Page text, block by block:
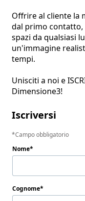
Offrire al cliente la
dal primo
spazi da qualsiasi
un'immagine
tempi.
Unisciti a noi e
Dimensione3!
Iscriversi
Campo obbligatorio
Nome
Cognome